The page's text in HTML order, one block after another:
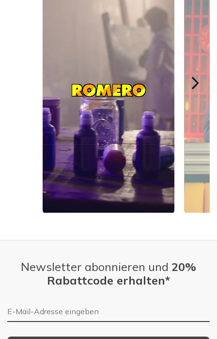
Newsletter abonnieren und 20%
Rabattcode erhalten*
E-Mail-Adresse